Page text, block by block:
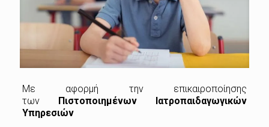
Με αφορμή την επικαιροποίησης
των Πιστοποιημένων Ιατροπαιδαγωγικών
Υπηρεσιών